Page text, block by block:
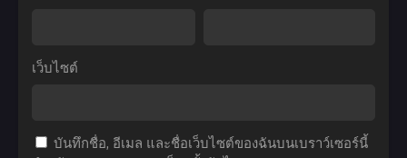
ไทย
ไทย
เว็บไซต์
บันทึกชื่อ, อีเมล และชื่อเว็บไซต์ของฉันบนเบราว์เซอร์นี้